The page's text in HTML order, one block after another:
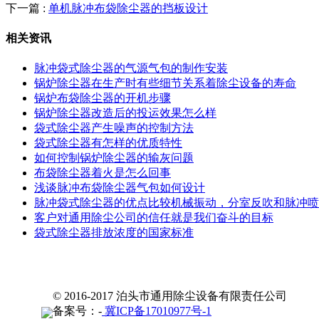
下一篇 : 单机脉冲布袋除尘器的挡板设计
相关资讯
脉冲袋式除尘器的气源气包的制作安装
锅炉除尘器在生产时有些细节关系着除尘设备的寿命
锅炉布袋除尘器的开机步骤
锅炉除尘器改造后的投运效果怎么样
袋式除尘器产生噪声的控制方法
袋式除尘器有怎样的优质特性
如何控制锅炉除尘器的输灰问题
布袋除尘器着火是怎么回事
浅谈脉冲布袋除尘器气包如何设计
脉冲袋式除尘器的优点比较机械振动，分室反吹和脉冲
客户对通用除尘公司的信任就是我们奋斗的目标
袋式除尘器排放浓度的国家标准
© 2016-2017 泊头市通用除尘设备有限责任公司
备案号：- 冀ICP备17010977号-1